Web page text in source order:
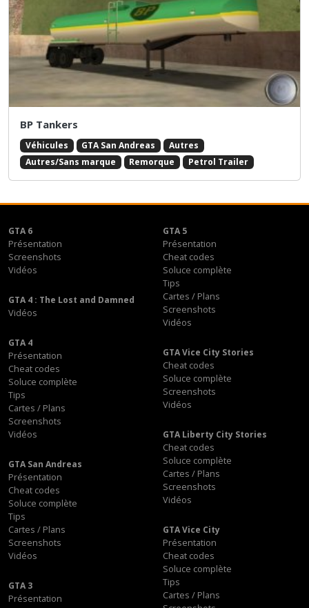
BP Tankers
Véhicules GTA San Andreas
Autres
Autres/Sans marque
Remorque Petrol Trailer
GTA 6
Présentation
Screenshots
Vidéos
GTA 5
Présentation
Cheat codes
Soluce complète
Tips
Cartes / Plans
Screenshots
Vidéos
GTA 4 : The Lost and Damned
Vidéos
GTA 4
Présentation
Cheat codes
Soluce complète
Tips
Cartes / Plans
Screenshots
Vidéos
GTA Vice City Stories
Cheat codes
Soluce complète
Screenshots
Vidéos
GTA Liberty City Stories
Cheat codes
Soluce complète
Cartes / Plans
Screenshots
Vidéos
GTA San Andreas
Présentation
Cheat codes
Soluce complète
Tips
Cartes / Plans
Screenshots
Vidéos
GTA Vice City
Présentation
Cheat codes
Soluce complète
Tips
Cartes / Plans
GTA 3
Présentation